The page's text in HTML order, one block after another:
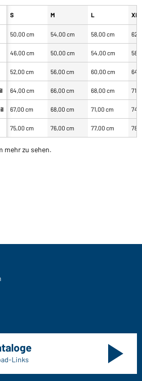
S M L XL
50,00 cm 54,00 cm 58,00 cm
46,00 cm 50,00 cm 54,00 cm
52,00 cm 56,00 cm 60,00 cm
64,00 cm 66,00 cm 68,00 cm
67,00 cm 68,00 cm 71,00 cm
75,00 cm 76,00 cm 77,00 cm
mehr zu sehen.
Links